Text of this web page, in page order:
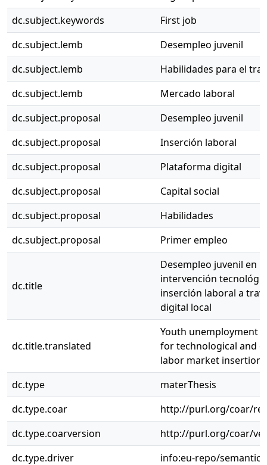
dc.subject.keywords
First job
dc.subject.lemb
Desempleo juvenil
dc.subject.lemb
Habilidades para el
dc.subject.lemb
Mercado laboral
dc.subject.proposal
Desempleo juvenil
dc.subject.proposal
Inserción laboral
dc.subject.proposal
Plataforma digital
dc.subject.proposal
Capital social
dc.subject.proposal
Habilidades
dc.subject.proposal
Primer empleo
dc.title
Desempleo juvenil en
intervención
inserción laboral a
digital local
dc.title.translated
Youth unemployment
for technological and
labor market
dc.type
materThesis
dc.type.coar
http://purl.org/coar/
dc.type.coarversion
http://purl.org/coar/
dc.type.driver
info:eu-repo/